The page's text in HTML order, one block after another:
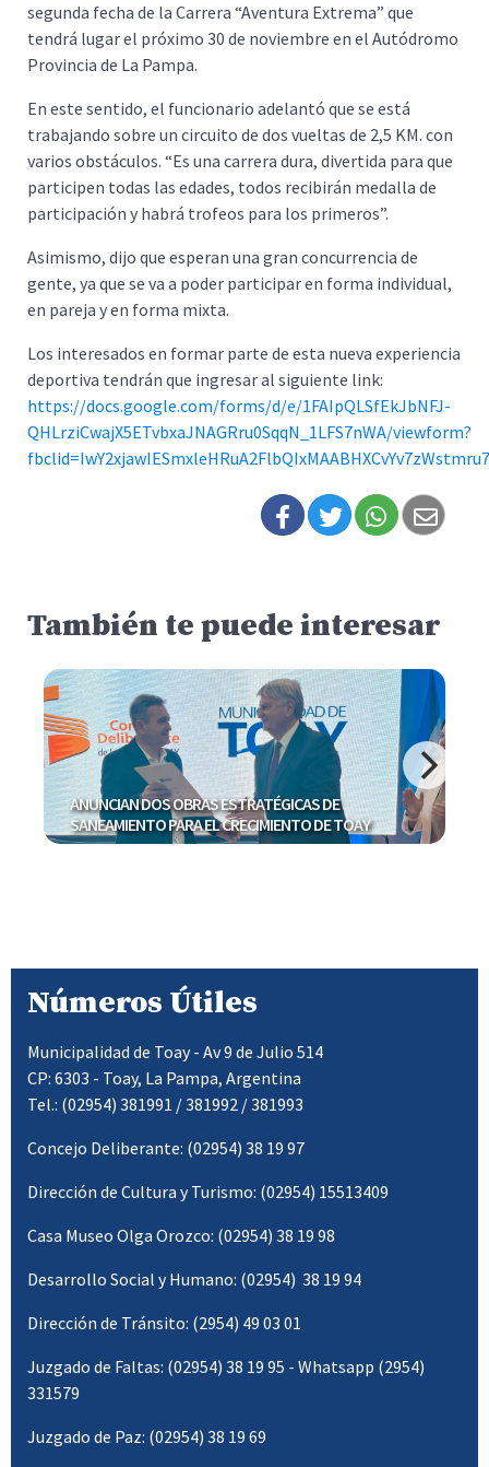
segunda fecha de la Carrera “Aventura Extrema” que
tendrá lugar el próximo 30 de noviembre en el Autódromo
Provincia de La Pampa.
En este sentido, el funcionario adelantó que se está
trabajando sobre un circuito de dos vueltas de 2,5 KM. con
varios obstáculos. “Es una carrera dura, divertida para que
participen todas las edades, todos recibirán medalla de
participación y habrá trofeos para los primeros”.
Asimismo, dijo que esperan una gran concurrencia de
gente, ya que se va a poder participar en forma individual,
en pareja y en forma mixta.
Los interesados en formar parte de esta nueva experiencia
deportiva tendrán que ingresar al siguiente link:
https://docs.google.com/forms/d/e/1FAIpQLSfEkJbNFJ-
QHLrziCwajX5ETvbxaJNAGRru0SqqN_1LFS7nWA/viewform?
También te puede interesar
ANUNCIAN DOS OBRAS ESTRATÉGICAS DE
SANEAMIENTO PARA EL CRECIMIENTO DE TOAY
Números Útiles
Municipalidad de Toay - Av 9 de Julio 514
CP: 6303 - Toay, La Pampa, Argentina
Tel.: (02954) 381991 / 381992 / 381993
Concejo Deliberante: (02954) 38 19 97
Dirección de Cultura y Turismo: (02954) 15513409
Casa Museo Olga Orozco: (02954) 38 19 98
Desarrollo Social y Humano: (02954) 38 19 94
Dirección de Tránsito: (2954) 49 03 01
Juzgado de Faltas: (02954) 38 19 95 - Whatsapp (2954)
331579
Juzgado de Paz: (02954) 38 19 69